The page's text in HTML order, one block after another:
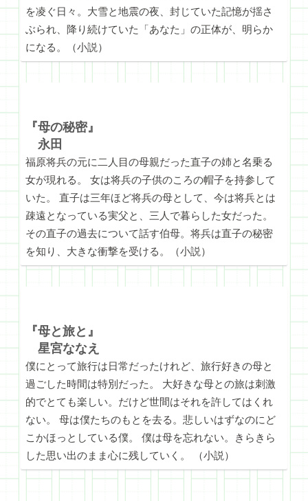
を凌ぐ日々。大雪と地震の夜、封じていた記憶が揺さ
ぶられ、降り続けていた「あなた」の正体が、明らか
になる。（小説）
『母の秘密』
永田
福原将兵の元に二人目の母親だった直子の姉と名乗る
女が現れる。 女は将兵の子供のころの帽子を持参して
いた。 直子は三年ほど将兵の母として、今は将兵とは
疎遠となっている実父と、三人で暮らした女だった。
その直子の過去について話す伯母。将兵は直子の秘密
を知り、大きな衝撃を受ける。（小説）
『母と旅と』
星宮ななえ
僕にとって旅行は日常だったけれど、旅行好きの母と
過ごした時間は特別だった。 大好きな母との旅は刺激
的でとても楽しい。だけど世間はそれを許してはくれ
ない。 母は僕たちのもとを去る。悲しいはずなのにど
こかほっとしている僕。 僕は母を忘れない。きらきら
した思い出のまま心に残していく。 （小説）